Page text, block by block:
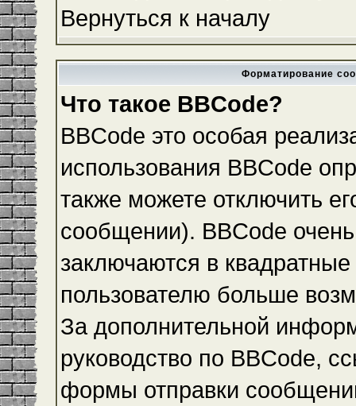
Вернуться к началу
Форматирование
Что такое BBCode?
BBCode это особая
использования BBCode
также можете отключить
сообщении). BBCode
заключаются в
пользователю больше
За дополнительной
руководство по BBCode,
формы отправки